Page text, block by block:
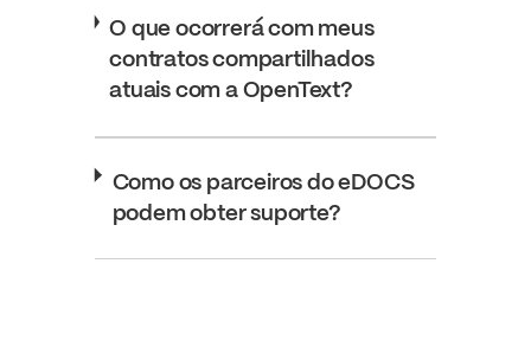
O que ocorrerá com meus
contratos compartilhados
atuais com a OpenText?
Como os parceiros do eDOCS
podem obter suporte?